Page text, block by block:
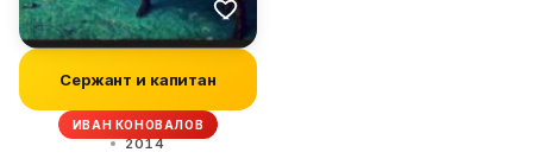
Сержант и капитан
ИВАН КОНОВАЛОВ
2014